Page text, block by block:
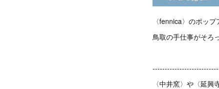
〈fennica〉のポッ
鳥取の手仕事がそろ
〈中井窯〉や〈延